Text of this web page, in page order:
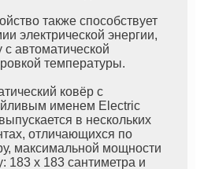
также способствует
электрической энергии,
с автоматической
температуры.
ковёр с
именем Electric
в нескольких
отличающихся по
максимальной мощности
183 х 183 сантиметра и